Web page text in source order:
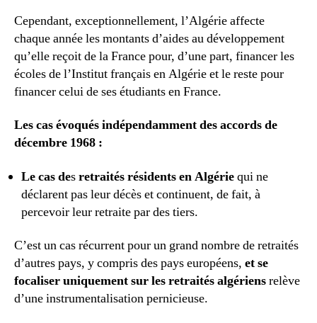
Cependant, exceptionnellement, l’Algérie affecte
chaque année les montants d’aides au développement
qu’elle reçoit de la France pour, d’une part, financer les
écoles de l’Institut français en Algérie et le reste pour
financer celui de ses étudiants en France.
Les cas évoqués indépendamment des accords de
décembre 1968 :
Le cas desretraités résidents en Algériequi ne
déclarent pas leur décès et continuent, de fait, à
percevoir leur retraite par des tiers.
C’est un cas récurrent pour un grand nombre de retraités
d’autres pays, y compris des pays européens, et se
focaliser uniquement sur les retraités algériensrelève
d’une instrumentalisation pernicieuse.